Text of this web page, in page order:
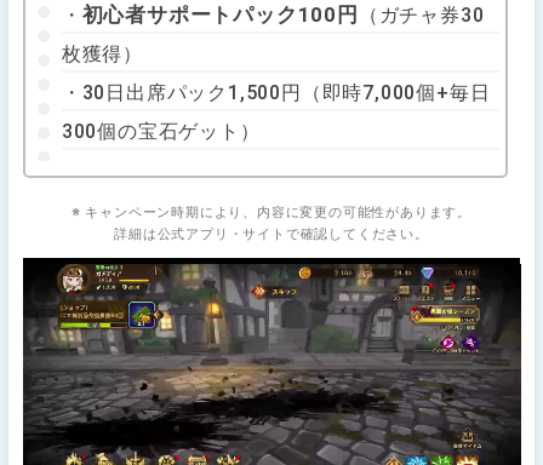
・ 初心者サポートパック100円 （ガチャ券30
枚獲得）
・30日出席パック1,500円（即時7,000個+毎日
300個の宝石ゲット）
※ キャンペーン時期により、内容に変更の可能性があります。
詳細は公式アプリ・サイトで確認してください。